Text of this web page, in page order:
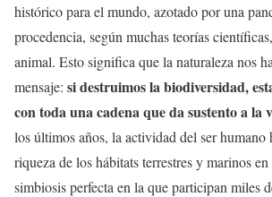
histórico para el mundo, azotado por una
procedencia, según muchas teorías
animal. Esto significa que la naturaleza nos
mensaje: si destruimos la biodiversidad,
con toda una cadena que da sustento a la
los últimos años, la actividad del ser humano
riqueza de los hábitats terrestres y marinos
simbiosis perfecta en la que participan miles